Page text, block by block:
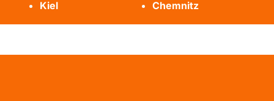
Kiel
Chemnitz